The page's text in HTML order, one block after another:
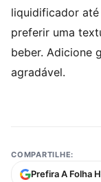
liquidificador
preferir uma
beber. Adicione
agradável.
COMPARTILHE:
Prefira A Folha